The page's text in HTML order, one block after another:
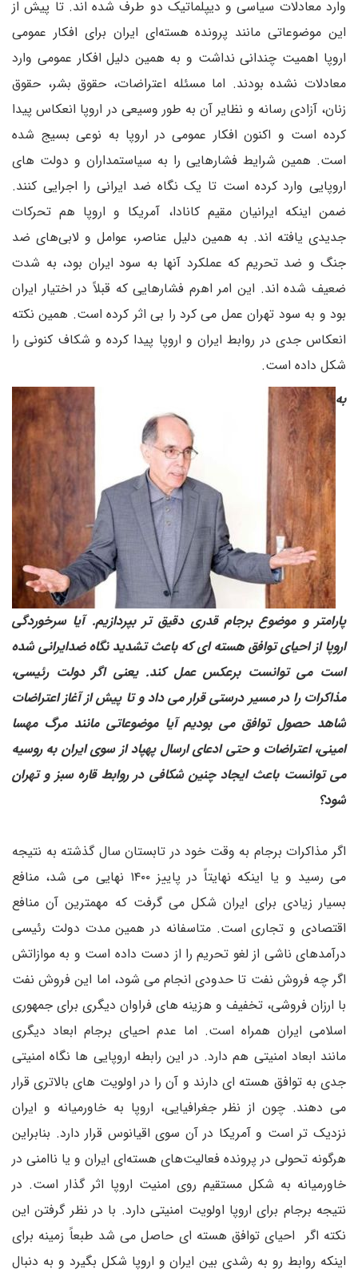
وارد معادلات سیاسی و دیپلماتیک دو طرف شده اند. تا پیش از
این موضوعاتی مانند پرونده هسته‌ای ایران برای افکار عمومی
اروپا اهمیت چندانی نداشت و به همین دلیل افکار عمومی وارد
معادلات نشده بودند. اما مسئله اعتراضات، حقوق بشر، حقوق
زنان، آزادی رسانه و نظایر آن به طور وسیعی در اروپا انعکاس پیدا
کرده است و اکنون افکار عمومی در اروپا به نوعی بسیج شده
است. همین شرایط فشارهایی را به سیاستمداران و دولت های
اروپایی وارد کرده است تا یک نگاه ضد ایرانی را اجرایی کنند.
ضمن اینکه ایرانیان مقیم کانادا، آمریکا و اروپا هم تحرکات
جدیدی یافته اند. به همین دلیل عناصر، عوامل و لابی‌های ضد
جنگ و ضد تحریم که عملکرد آنها به سود ایران بود، به شدت
ضعیف شده اند. این امر اهرم فشارهایی که قبلاً در اختیار ایران
بود و به سود تهران عمل می کرد را بی اثر کرده است. همین نکته
انعکاس جدی در روابط ایران و اروپا پیدا کرده و شکاف کنونی را
شکل داده است.
به
پارامتر و موضوع برجام قدری دقیق تر بپردازیم. آیا سرخوردگی
اروپا از احیای توافق هسته ای که باعث تشدید نگاه ضدایرانی شده
است می توانست برعکس عمل کند. یعنی اگر دولت رئیسی،
مذاکرات را در مسیر درستی قرار می داد و تا پیش از آغاز اعتراضات
شاهد حصول توافق می بودیم آیا موضوعاتی مانند مرگ مهسا
امینی، اعتراضات و حتی ادعای ارسال پهپاد از سوی ایران به روسیه
می توانست باعث ایجاد چنین شکافی در روابط قاره سبز و تهران
شود؟
اگر مذاکرات برجام به وقت خود در تابستان سال گذشته به نتیجه
می رسید و یا اینکه نهایتاً در پاییز ۱۴۰۰ نهایی می شد، منافع
بسیار زیادی برای ایران شکل می گرفت که مهمترین آن منافع
اقتصادی و تجاری است. متاسفانه در همین مدت دولت رئیسی
درآمدهای ناشی از لغو تحریم را از دست داده است و به موازاتش
اگر چه فروش نفت تا حدودی انجام می شود، اما این فروش نفت
با ارزان فروشی، تخفیف و هزینه های فراوان دیگری برای جمهوری
اسلامی ایران همراه است. اما عدم احیای برجام ابعاد دیگری
مانند ابعاد امنیتی هم دارد. در این رابطه اروپایی ها نگاه امنیتی
جدی به توافق هسته ای دارند و آن را در اولویت های بالاتری قرار
می دهند. چون از نظر جغرافیایی، اروپا به خاورمیانه و ایران
نزدیک تر است و آمریکا در آن سوی اقیانوس قرار دارد. بنابراین
هرگونه تحولی در پرونده فعالیت‌های هسته‌ای ایران و یا ناامنی در
خاورمیانه به شکل مستقیم روی امنیت اروپا اثر گذار است. در
نتیجه برجام برای اروپا اولویت امنیتی دارد. با در نظر گرفتن این
نکته اگر احیای توافق هسته ای حاصل می شد طبعاً زمینه برای
اینکه روابط رو به رشدی بین ایران و اروپا شکل بگیرد و به دنبال